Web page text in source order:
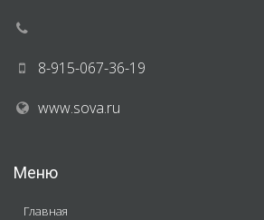
8-915-067-36-19
www.sova.ru
Меню
Главная